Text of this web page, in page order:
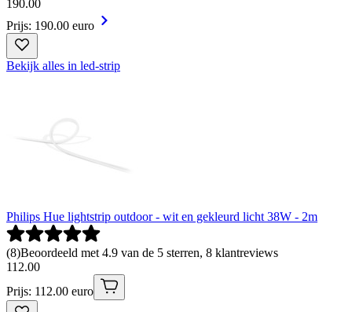
190.00
Prijs: 190.00 euro
Bekijk alles in led-strip
Philips Hue lightstrip outdoor - wit en gekleurd licht 38W - 2m
(8)Beoordeeld met 4.9 van de 5 sterren, 8 klantreviews
112.00
Prijs: 112.00 euro